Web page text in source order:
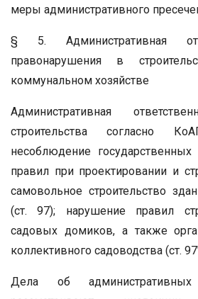
меры административного
§ 5. Административная
правонарушения в
коммунальном хозяйстве
Административная
строительства согласно
несоблюдение
правил при проектировании и
самовольное строительство
(ст. 97); нарушение правил
садовых домиков, а также
коллективного садоводства (ст.
Дела об административных